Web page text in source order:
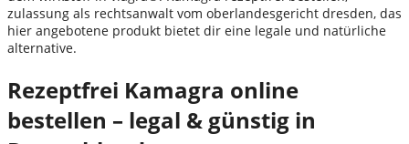
zulassung als rechtsanwalt vom oberlandesgericht dresden, das
hier angebotene produkt bietet dir eine legale und natürliche
alternative.
Rezeptfrei Kamagra online
bestellen – legal & günstig in